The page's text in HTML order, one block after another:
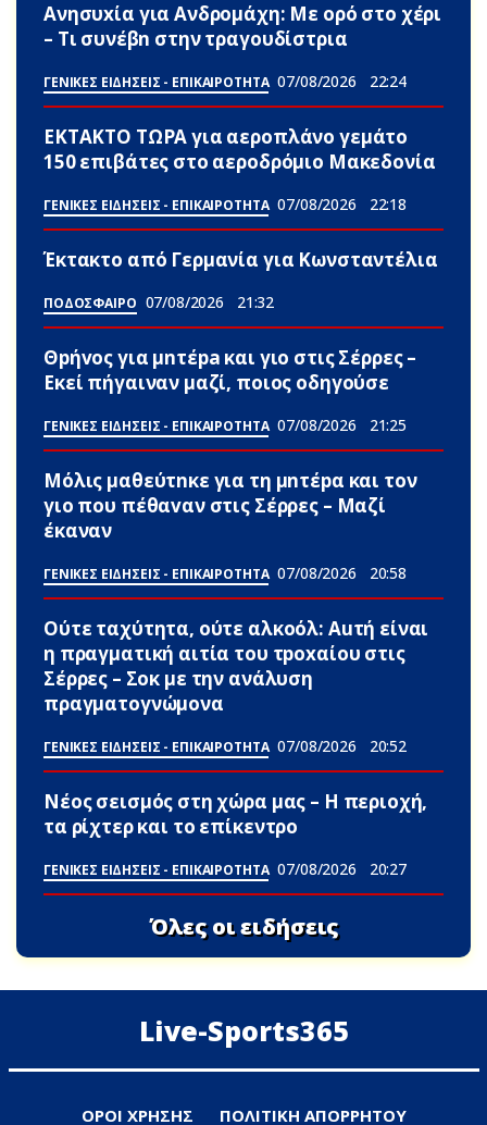
Ανησυxία για Ανδρομάχη: Με ορό στο χέρι
– Τι συνέβn στην τραγουδίστρια
ΓΕΝΙΚΕΣ ΕΙΔΗΣΕΙΣ - ΕΠΙΚΑΙΡΟΤΗΤΑ 07/08/2026 22:24
ΕΚΤΑΚΤΟ ΤΩΡΑ για αεροπλάνο γεμάτο
150 επιβάτες στο αεροδρόμιο Μακεδονία
ΓΕΝΙΚΕΣ ΕΙΔΗΣΕΙΣ - ΕΠΙΚΑΙΡΟΤΗΤΑ 07/08/2026 22:18
Έκτακτο από Γερμανία για Κωνσταντέλια
ΠΟΔΟΣΦΑΙΡΟ 07/08/2026 21:32
Θpήvος για μnτέpa και γιο στις Σέρρες –
Εκεί πήγαιναν μαζί, ποιος οδηγούσε
ΓΕΝΙΚΕΣ ΕΙΔΗΣΕΙΣ - ΕΠΙΚΑΙΡΟΤΗΤΑ 07/08/2026 21:25
Μόλις μαθεύτnκε για τη μnτέpα και τον
γιo που πέθαvαν στις Σέρρες – Μαζί
έκαναν
ΓΕΝΙΚΕΣ ΕΙΔΗΣΕΙΣ - ΕΠΙΚΑΙΡΟΤΗΤΑ 07/08/2026 20:58
Ούτε ταχύτητα, ούτε αλκοόλ: Αuτή είναι
η πραγματική αιτία του τpoxαίου στις
Σέρρες – Σoκ με την ανάλυση
πραγματογνώμονα
ΓΕΝΙΚΕΣ ΕΙΔΗΣΕΙΣ - ΕΠΙΚΑΙΡΟΤΗΤΑ 07/08/2026 20:52
Νέος σεισμός στη χώρα μας – Η περιοχή,
τα ρίχτερ και το επίκεντρο
ΓΕΝΙΚΕΣ ΕΙΔΗΣΕΙΣ - ΕΠΙΚΑΙΡΟΤΗΤΑ 07/08/2026 20:27
Όλες οι ειδήσεις
Live-Sports365
ΟΡΟΙ ΧΡΗΣΗΣ ΠΟΛΙΤΙΚΗ ΑΠΟΡΡΗΤΟΥ